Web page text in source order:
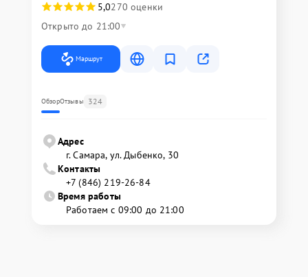
5,0270 оценки
Открыто до 21:00
Маршрут
ОбзорОтзывы 324
Адрес
г. Самара, ул. Дыбенко, 30
Контакты
+7 (846) 219-26-84
Время работы
Работаем с 09:00 до 21:00